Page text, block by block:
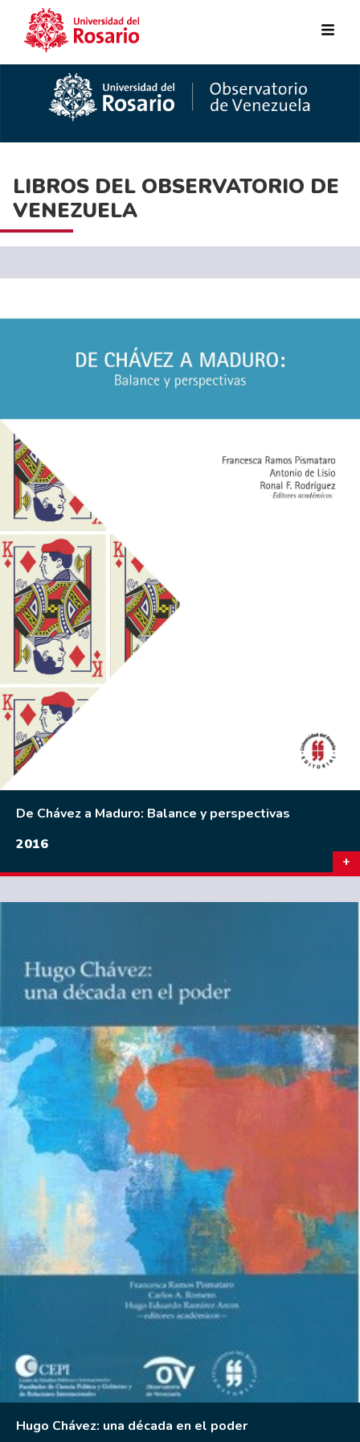
Pasar al contenido principal
LIBROS DEL OBSERVATORIO DE
VENEZUELA
De Chávez a Maduro: Balance y perspectivas
2016
Hugo Chávez: una década en el poder